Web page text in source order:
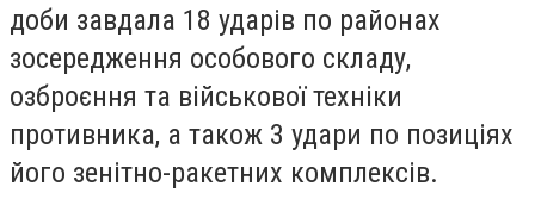
доби завдала 18 ударів по районах
зосередження особового складу,
озброєння та військової техніки
противника, а також 3 удари по позиціях
його зенітно-ракетних комплексів.